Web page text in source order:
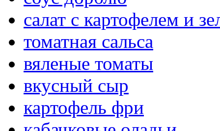
салат с картофелем и
томатная сальса
вяленые томаты
вкусный сыр
картофель фри